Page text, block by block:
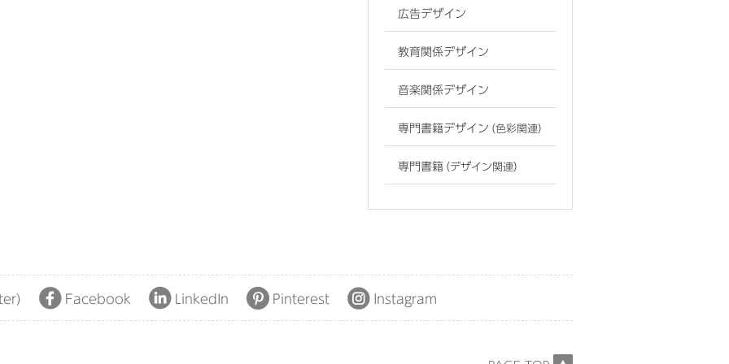
広告デザイン
教育関係デザイン
音楽関係デザイン
専門書籍デザイン（色彩関連）
専門書籍（デザイン関連）
Facebook LinkedIn Pinterest Instagram